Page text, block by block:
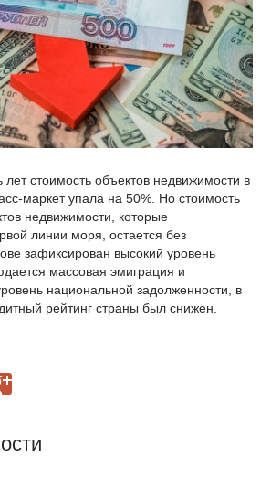
стоимость объектов недвижимости в
маркет упала на 50%. Но стоимость
недвижимости, которые
линии моря, остается без
зафиксирован высокий уровень
массовая эмиграция и
национальной задолженности, в
рейтинг страны был снижен.